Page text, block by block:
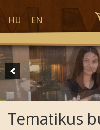
HU EN
Tematikus